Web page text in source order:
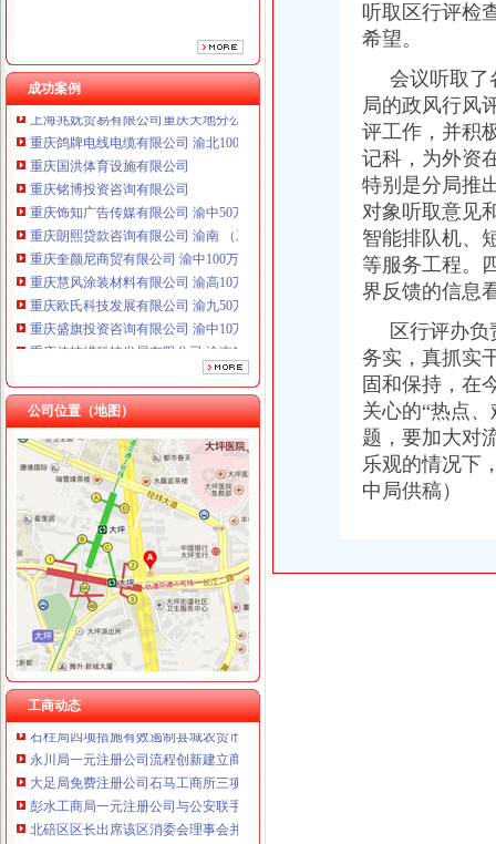
成功案例
重庆鸽牌电线电缆有限公司 渝北10010万 (进出口权)
重庆国洪体育设施有限公司
重庆铭博投资咨询有限公司
重庆饰知广告传媒有限公司 渝中50万 （工商注册）
重庆朗熙贷款咨询有限公司 渝南 （工商注册）
重庆奎颜尼商贸有限公司 渝中100万 （工商注册）
重庆慧风涂装材料有限公司 渝高10万 （工商注册）
重庆欧氏科技发展有限公司 渝九50万 （进出口权）
重庆盛旗投资咨询有限公司 渝中10万 （工商注册）
重庆佳技维科技发展有限公司 渝南100万 （进出口权）
上海兆妩贸易有限公司重庆天地分公司 渝中 （工商注册）
重庆鸽牌电线电缆有限公司 渝北10010万 (进出口权)
重庆国洪体育设施有限公司
重庆铭博投资咨询有限公司
重庆饰知广告传媒有限公司 渝中50万 （工商注册）
重庆朗熙贷款咨询有限公司 渝南 （工商注册）
重庆奎颜尼商贸有限公司 渝中100万 （工商注册）
重庆慧风涂装材料有限公司 渝高10万 （工商注册）
重庆欧氏科技发展有限公司 渝九50万 （进出口权）
重庆盛旗投资咨询有限公司 渝中10万 （工商注册）
重庆佳技维科技发展有限公司 渝南100万 （进出口权）
上海兆妩贸易有限公司重庆天地分公司 渝中 （工商注册）
公司位置（地图）
工商动态
工商动态
沙坪坝局抓住“五个关键”0元注册公司流程推动重点工作全面开展
铜梁局开展“红盾保春耕”0元注册公司行动有实效
万盛局五项措施加“五一”一元注册公司流程旅游市场管理见成效
渝中局重庆0元注册公司突出提高案件质量创新执法质量考核
丰都局0元注册公司流程龙河所四举措全面清理整非煤矿山
北碚局重庆一元注册公司三措并举深入开展大讨论
经开区局重庆0元注册公司开展户外广告专项清理取得成效
北碚局重庆0元注册公司启动商标发展战略为宣周造势
江津局“两手抓”一元注册公司流程积构建食品安全监管长效机制
石柱局四项措施有效遏制县城农贸市0元注册公司场牛肉注水行为
永川局一元注册公司流程创新建立商标战略服务制度成效显著
大足局免费注册公司石马工商所三项措施清理整顿户外广告
彭水工商局一元注册公司与公安联手整辖区旅馆业
北碚区区长出席该区消委会理事会并提出工作要求
市工商局、市消委会联合开展“消费维权贡献”一元注册公司流程评选活动
听取区行评检
希望。
会议听取了
局的政风行风
评工作，并积
记科，为外资
特别是分局推
对象听取意见
智能排队机、
等服务工程。
界反馈的信息
区行评办负
务实，真抓实
固和保持，在
关心的“热点
题，要加大对
乐观的情况下
中局供稿）